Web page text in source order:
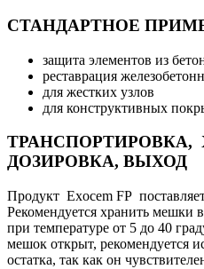
СТАНДАРТНОЕ
защита элементов из
реставрация
для жестких узлов
для конструктивных
ТРАНСПОРТИРОВКА,
ДОЗИРОВКА, ВЫХОД
Продукт Exocem FP
Рекомендуется хранить мешки
при температуре от 5 до 40
мешок открыт, рекомендуется
остатка, так как он